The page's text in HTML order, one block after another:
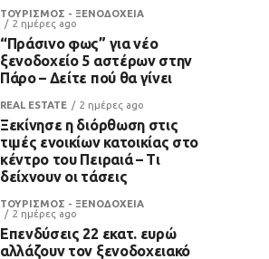
ΤΟΥΡΙΣΜΟΣ - ΞΕΝΟΔΟΧΕΙΑ
2 ημέρες ago
“Πράσινο φως” για νέο
ξενοδοχείο 5 αστέρων στην
Πάρο – Δείτε πού θα γίνει
REAL ESTATE 2 ημέρες ago
Ξεκίνησε η διόρθωση στις
τιμές ενοικίων κατοικίας στο
κέντρο του Πειραιά – Τι
δείχνουν οι τάσεις
ΤΟΥΡΙΣΜΟΣ - ΞΕΝΟΔΟΧΕΙΑ
2 ημέρες ago
Επενδύσεις 22 εκατ. ευρώ
αλλάζουν τον ξενοδοχειακό